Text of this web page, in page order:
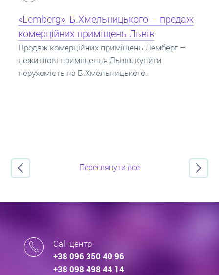
Кредит під заставу нерухомості: іпотека
Іпотека на квартиру – кредит на житло під
заставу нерухомості. Купити в іпотеку – що
потрібно знати? Консультація від Експертів
про іпотечні кредити.
Переглянути все
Call-центр
+38 096 350 40 96
+38 098 498 44 14